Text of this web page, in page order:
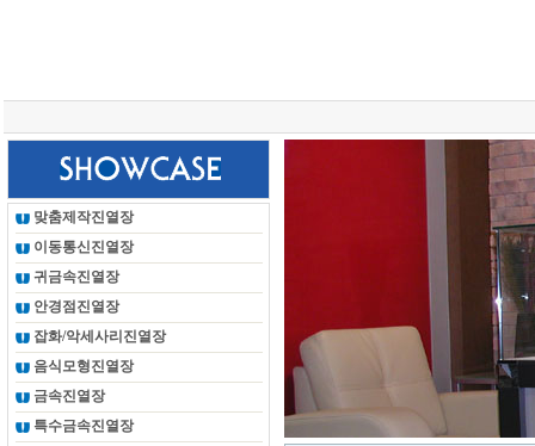
맞춤제작진열장
이동통신진열장
귀금속진열장
안경점진열장
잡화/악세사리진열장
음식모형진열장
금속진열장
특수금속진열장